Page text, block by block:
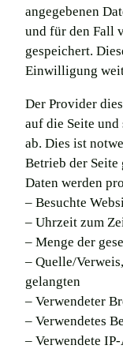
angegebenen
und für den Fall
gespeichert.
Einwilligung
Der Provider
auf die Seite
ab. Dies ist
Betrieb der Seite
Daten werden
– Besuchte
– Uhrzeit zum
– Menge der
– Quelle/
gelangten
– Verwendeter
– Verwendetes
– Verwendete